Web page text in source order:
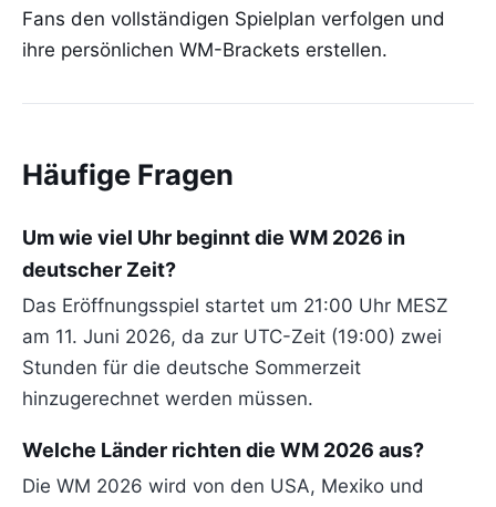
Fans den vollständigen Spielplan verfolgen und
ihre persönlichen WM-Brackets erstellen.
Häufige Fragen
Um wie viel Uhr beginnt die WM 2026 in
deutscher Zeit?
Das Eröffnungsspiel startet um 21:00 Uhr MESZ
am 11. Juni 2026, da zur UTC-Zeit (19:00) zwei
Stunden für die deutsche Sommerzeit
hinzugerechnet werden müssen.
Welche Länder richten die WM 2026 aus?
Die WM 2026 wird von den USA, Mexiko und